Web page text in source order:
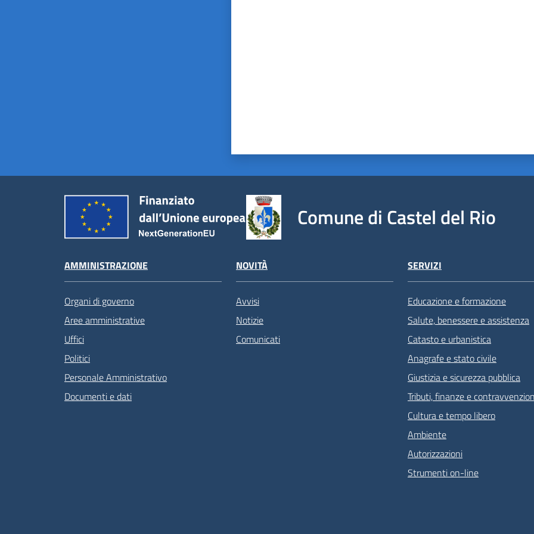
Comune di Castel del Rio
AMMINISTRAZIONE
Organi di governo
Aree amministrative
Uffici
Politici
Personale Amministrativo
Documenti e dati
NOVITÀ
Avvisi
Notizie
Comunicati
SERVIZI
Educazione e formazione
Salute, benessere e assistenza
Catasto e urbanistica
Anagrafe e stato civile
Giustizia e sicurezza pubblica
Tributi, finanze e
Cultura e tempo libero
Ambiente
Autorizzazioni
Strumenti on-line